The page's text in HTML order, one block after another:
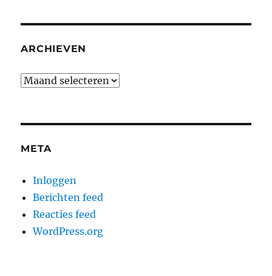
ARCHIEVEN
Archieven
META
Inloggen
Berichten feed
Reacties feed
WordPress.org